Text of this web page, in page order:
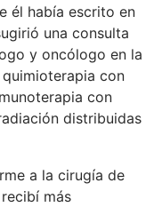
él había escrito en
una consulta
y oncólogo en la
con
con
distribuidas
a la cirugía de
más